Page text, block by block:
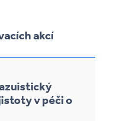
akcí
v péči o